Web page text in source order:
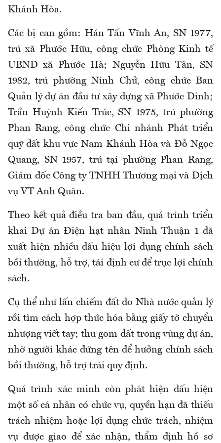
Khánh Hòa.
Các bị can gồm: Hán Tấn Vĩnh An, SN 1977,
trú xã Phước Hữu, công chức Phòng Kinh tế
UBND xã Phước Hà; Nguyễn Hữu Tân, SN
1982, trú phường Ninh Chử, công chức Ban
Quản lý dự án đầu tư xây dựng xã Phước Dinh;
Trần Huỳnh Kiến Trúc, SN 1975, trú phường
Phan Rang, công chức Chi nhánh Phát triển
quỹ đất khu vực Nam Khánh Hòa và Đỗ Ngọc
Quang, SN 1957, trú tại phường Phan Rang,
Giám đốc Công ty TNHH Thương mại và Dịch
vụ VT Anh Quân.
Theo kết quả điều tra ban đầu, quá trình triển
khai Dự án Điện hạt nhân Ninh Thuận 1 đã
xuất hiện nhiều dấu hiệu lợi dụng chính sách
bồi thường, hỗ trợ, tái định cư để trục lợi chính
sách.
Cụ thể như lấn chiếm đất do Nhà nước quản lý
rồi tìm cách hợp thức hóa bằng giấy tờ chuyển
nhượng viết tay; thu gom đất trong vùng dự án,
nhờ người khác đứng tên để hưởng chính sách
bồi thường, hỗ trợ trái quy định.
Quá trình xác minh còn phát hiện dấu hiện
một số cá nhân có chức vụ, quyền hạn đã thiếu
trách nhiệm hoặc lợi dụng chức trách, nhiệm
vụ được giao để xác nhận, thẩm định hồ sơ